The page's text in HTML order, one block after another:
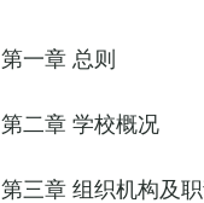
第一章 总则
第二章 学校概况
第三章 组织机构及